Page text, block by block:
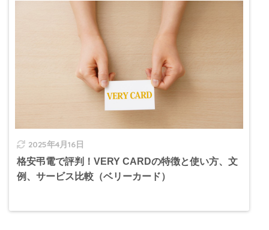
2025年4月16日
格安弔電で評判！VERY CARDの特徴と使い方、文
例、サービス比較（ベリーカード）